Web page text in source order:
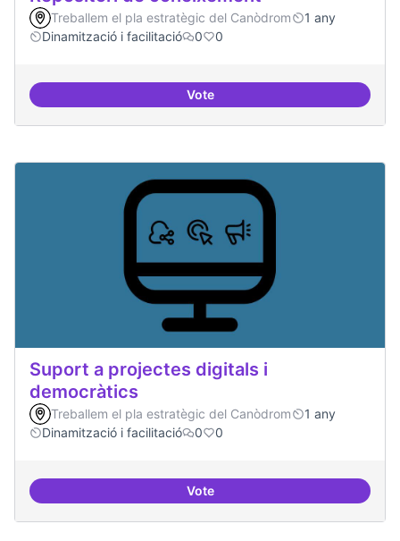
Treballem el pla estratègic del Canòdrom
1 any
Dinamització i facilitació
0 0
VoteRepositori de coneixement
Suport a projectes digitals i
democràtics
Treballem el pla estratègic del Canòdrom
1 any
Dinamització i facilitació
0 0
VoteSuport a projectes digitals i